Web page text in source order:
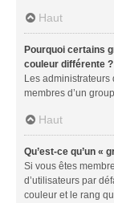
Haut
Pourquoi certains
couleur différente ?
Les
membres d’un
Haut
Qu’est-ce qu’un «
Si vous êtes
d’utilisateurs par
couleur et le rang